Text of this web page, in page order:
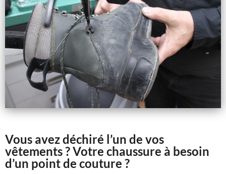
Vous avez déchiré l’un de vos
vêtements ? Votre chaussure à besoin
d’un point de couture ?